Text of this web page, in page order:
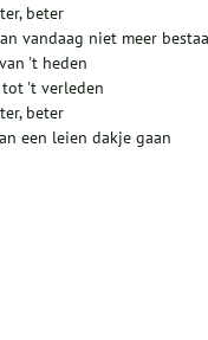
beter
vandaag niet meer
't heden
tot 't verleden
beter
een leien dakje gaan